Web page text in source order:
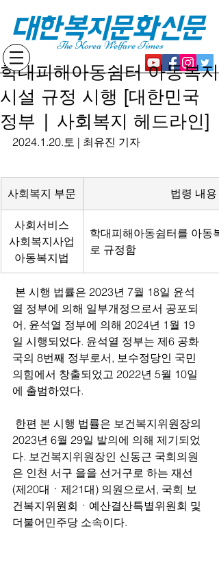
대한복지문화신문
The Korea Welfare Times
학대피해아동쉼터 아동복지
시설 규정 시행 [대한민국
정부 | 사회복지 헤드라인]
2024.1.20.토 | 최유진 기자
사회복지 부문 법령 내용
사회서비스
사회복지사업
아동복지법
학대피해아동쉼터를 아동
로 규정함
열 정부에 의해 일부개정으로서 공포되
어, 윤석열 정부에 의해 2024년 1월 19
일 시행되었다. 윤석열 정부는 제6 공화
국의 8번째 정부로서, 보수정당인 국민
의힘에서 창출되었고 2022년 5월 10일
에 출범하였다.
한편 본 시행 법률은 보건복지위원장의
2023년 6월 29일 발의에 의해 제기되었
다. 보건복지위원장인 신동근 국회의원
은 인천 서구 을을 선거구로 하는 재선
(제20대ㆍ제21대) 의원으로서, 국회 보
건복지위원회ㆍ예산결산특별위원회 및
더불어민주당 소속이다.